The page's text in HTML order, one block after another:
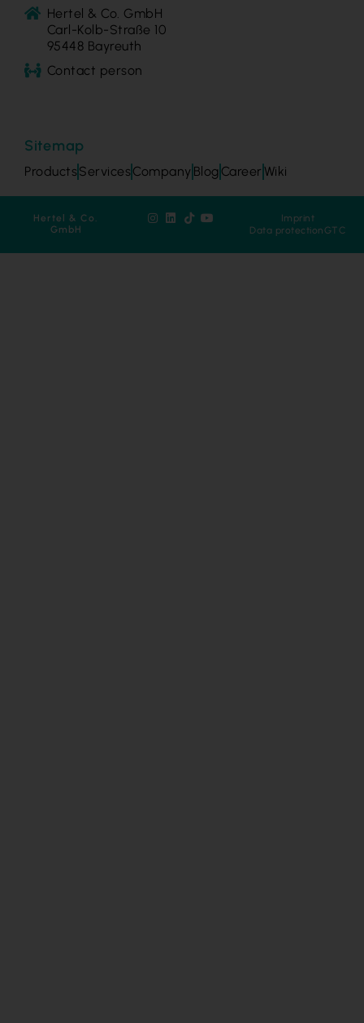
Hertel & Co. GmbH
Carl-Kolb-Straße 10
95448 Bayreuth
Contact person
Sitemap
Products Services Company Blog Career Wiki
Hertel & Co.
GmbH
Imprint
Data protectionGTC